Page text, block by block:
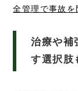
全管理で事故を
治療や補
す選択肢